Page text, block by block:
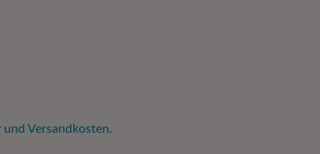
und Versandkosten.